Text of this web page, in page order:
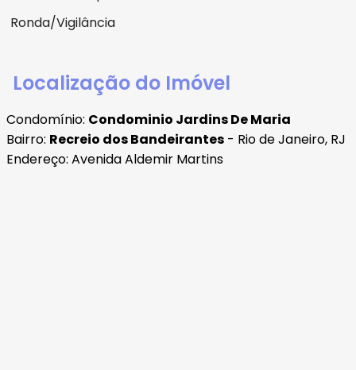
Ronda/Vigilância
Localização do Imóvel
Condomínio: Condominio Jardins De Maria
Bairro: Recreio dos Bandeirantes - Rio de Janeiro, RJ
Endereço: Avenida Aldemir Martins